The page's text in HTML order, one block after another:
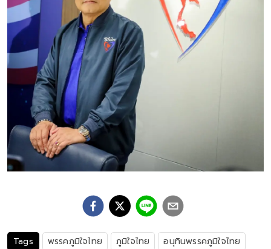
Tags พรรคภูมิใจไทย ภูมิใจไทย
อนุทินพรรคภูมิใจไทย